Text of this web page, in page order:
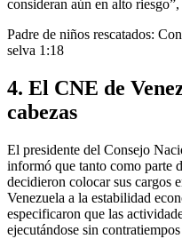
consideran aún en alto
Padre de niños rescatados:
selva 1:18
4. El CNE de
cabezas
El presidente del Consejo
informó que tanto como parte
decidieron colocar sus cargos
Venezuela a la estabilidad
especificaron que las
ejecutándose sin